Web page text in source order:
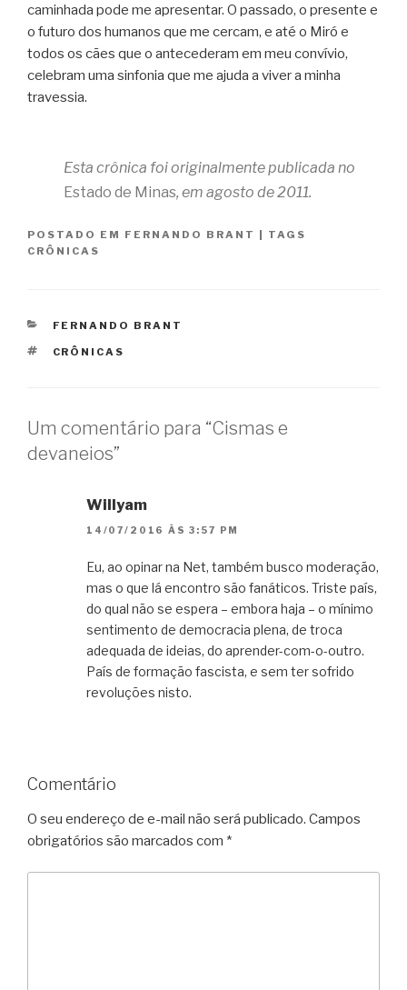
caminhada pode me apresentar. O passado, o presente e
o futuro dos humanos que me cercam, e até o Miró e
todos os cães que o antecederam em meu convívio,
celebram uma sinfonia que me ajuda a viver a minha
travessia.
Esta crônica foi originalmente publicada no
Estado de Minas, em agosto de 2011.
POSTADO EM FERNANDO BRANT
TAGS
CRÔNICAS
CATEGORIAS
FERNANDO BRANT
TAGS
CRÔNICAS
Um comentário para “Cismas e
devaneios”
Willyam
14/07/2016 ÀS 3:57 PM
Eu, ao opinar na Net, também busco moderação,
mas o que lá encontro são fanáticos. Triste país,
do qual não se espera – embora haja – o mínimo
sentimento de democracia plena, de troca
adequada de ideias, do aprender-com-o-outro.
País de formação fascista, e sem ter sofrido
revoluções nisto.
Comentário
O seu endereço de e-mail não será publicado. Campos
obrigatórios são marcados com *